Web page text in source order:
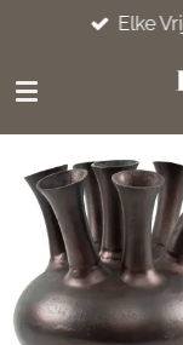
naar
hoofdinhoud
Elke